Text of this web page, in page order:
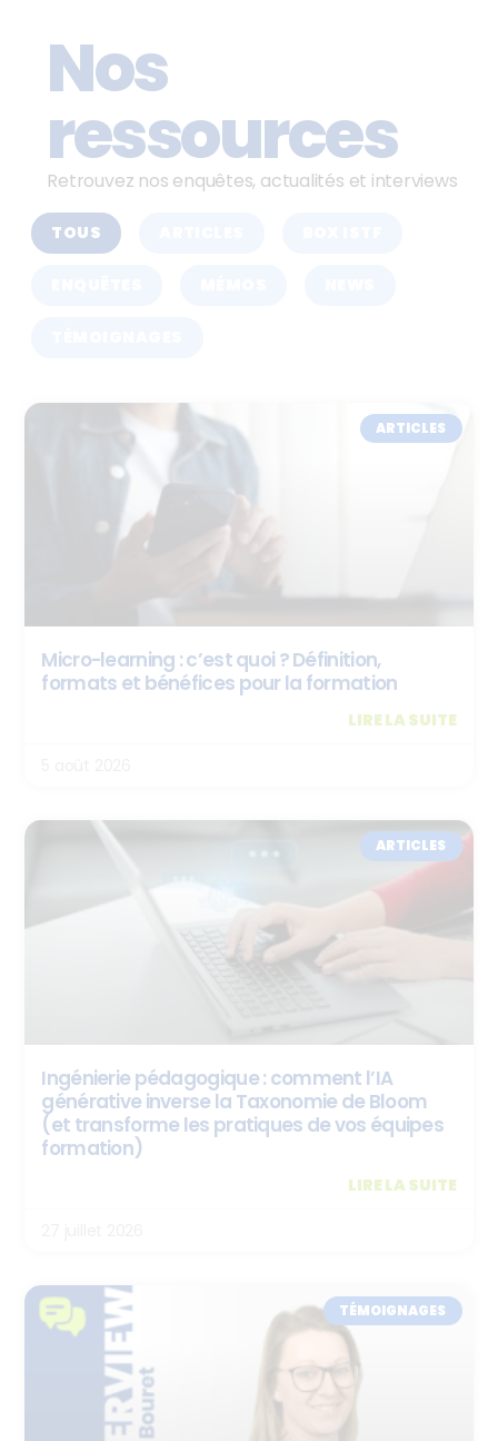
Nos
ressources
Retrouvez nos enquêtes, actualités et interviews
TOUS
ARTICLES
Micro-learning : c’est quoi ? Définition,
formats et bénéfices pour la formation
LIRE LA SUITE
ARTICLES
Ingénierie pédagogique : comment l’IA
générative inverse la Taxonomie de Bloom
(et transforme les pratiques de vos équipes
formation)
LIRE LA SUITE
TÉMOIGNAGES